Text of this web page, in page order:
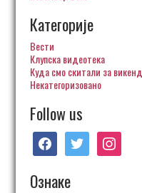
Категорије
Вести
Клупска видеотека
Куда смо скитали за викенд
Некатегоризовано
Follow us
facebooktwitter instagram
Ознаке